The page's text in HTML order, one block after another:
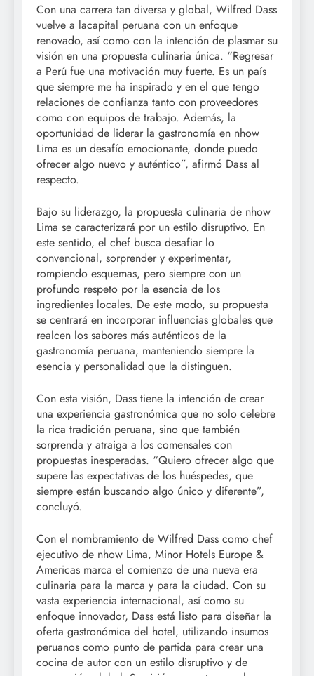
Con una carrera tan diversa y global, Wilfred Dass
vuelve a lacapital peruana con un enfoque
renovado, así como con la intención de plasmar su
visión en una propuesta culinaria única. “Regresar
a Perú fue una motivación muy fuerte. Es un país
que siempre me ha inspirado y en el que tengo
relaciones de confianza tanto con proveedores
como con equipos de trabajo. Además, la
oportunidad de liderar la gastronomía en nhow
Lima es un desafío emocionante, donde puedo
ofrecer algo nuevo y auténtico”, afirmó Dass al
respecto.
Bajo su liderazgo, la propuesta culinaria de nhow
Lima se caracterizará por un estilo disruptivo. En
este sentido, el chef busca desafiar lo
convencional, sorprender y experimentar,
rompiendo esquemas, pero siempre con un
profundo respeto por la esencia de los
ingredientes locales. De este modo, su propuesta
se centrará en incorporar influencias globales que
realcen los sabores más auténticos de la
gastronomía peruana, manteniendo siempre la
esencia y personalidad que la distinguen.
Con esta visión, Dass tiene la intención de crear
una experiencia gastronómica que no solo celebre
la rica tradición peruana, sino que también
sorprenda y atraiga a los comensales con
propuestas inesperadas. “Quiero ofrecer algo que
supere las expectativas de los huéspedes, que
siempre están buscando algo único y diferente”,
concluyó.
Con el nombramiento de Wilfred Dass como chef
ejecutivo de nhow Lima, Minor Hotels Europe &
Americas marca el comienzo de una nueva era
culinaria para la marca y para la ciudad. Con su
vasta experiencia internacional, así como su
enfoque innovador, Dass está listo para diseñar la
oferta gastronómica del hotel, utilizando insumos
peruanos como punto de partida para crear una
cocina de autor con un estilo disruptivo y de